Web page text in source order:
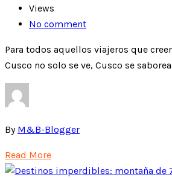
Views
No comment
Para todos aquellos viajeros que
Cusco no solo se ve, Cusco se
By M&B-Blogger
Read More